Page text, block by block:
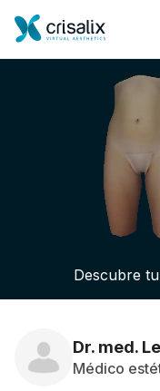
Página de inicio
Plataforma 3D de
Planes y Precios
Reseñas de
Descubre tu
Dr. med.
Médico